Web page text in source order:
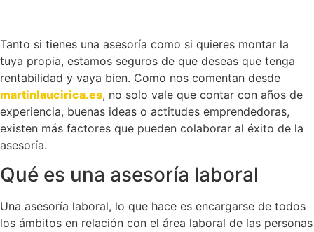
Tanto si tienes una asesoría como si quieres montar la
tuya propia, estamos seguros de que deseas que tenga
rentabilidad y vaya bien. Como nos comentan desde
martinlaucirica.es, no solo vale que contar con años de
experiencia, buenas ideas o actitudes emprendedoras,
existen más factores que pueden colaborar al éxito de la
asesoría.
Qué es una asesoría laboral
Una asesoría laboral, lo que hace es encargarse de todos
los ámbitos en relación con el área laboral de las personas